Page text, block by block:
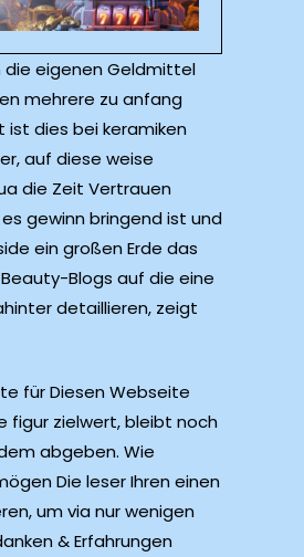
die eigenen Geldmittel
mehrere zu anfang
ist dies bei keramiken
auf diese weise
die Zeit Vertrauen
gewinn bringend ist und
ein großen Erde das
Blogs auf die eine
detaillieren, zeigt
für Diesen Webseite
figur zielwert, bleibt noch
abgeben. Wie
Die leser Ihren einen
um via nur wenigen
& Erfahrungen